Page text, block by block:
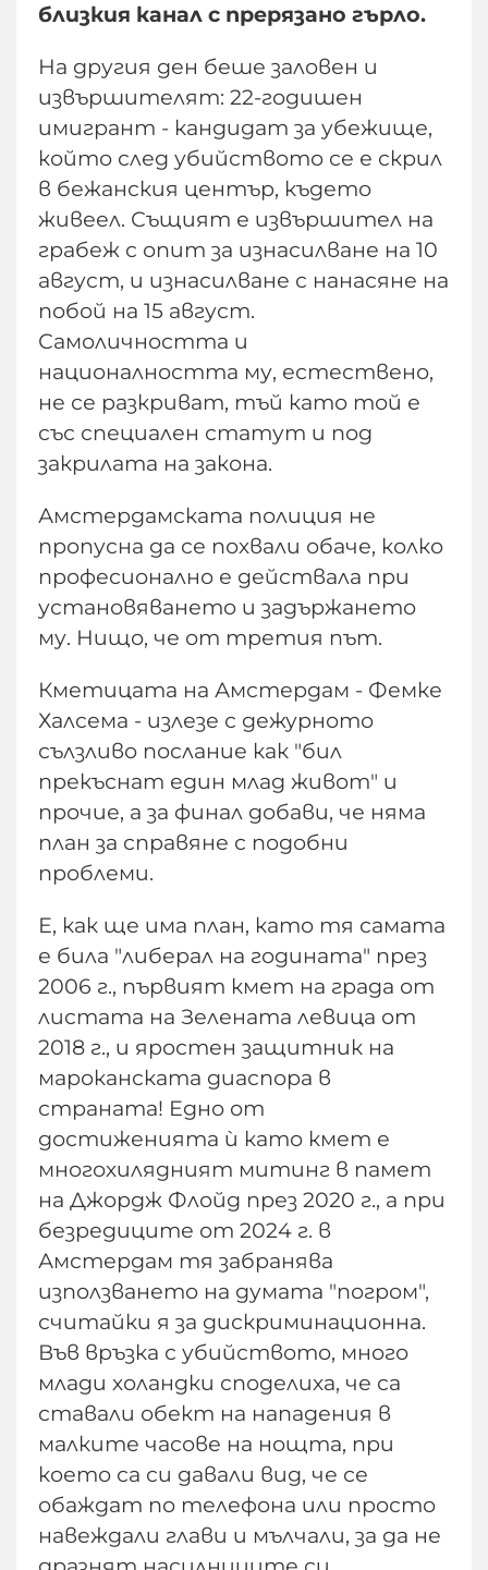
близкия канал с прерязано гърло.
На другия ден беше заловен и
извършителят: 22-годишен
имигрант - кандидат за убежище,
който след убийството се е скрил
в бежанския център, където
живеел. Същият е извършител на
грабеж с опит за изнасилване на 10
август, и изнасилване с нанасяне на
побой на 15 август.
Самоличността и
националността му, естествено,
не се разкриват, тъй като той е
със специален статут и под
закрилата на закона.
Амстердамската полиция не
пропусна да се похвали обаче, колко
професионално е действала при
установяването и задържането
му. Нищо, че от третия път.
Кметицата на Амстердам - Фемке
Халсема - излезе с дежурното
сълзливо послание как "бил
прекъснат един млад живот" и
прочие, а за финал добави, че няма
план за справяне с подобни
проблеми.
Е, как ще има план, като тя самата
е била "либерал на годината" през
2006 г., първият кмет на града от
листата на Зелената левица от
2018 г., и яростен защитник на
мароканската диаспора в
страната! Едно от
достиженията ѝ като кмет е
многохилядният митинг в памет
на Джордж Флойд през 2020 г., а при
безредиците от 2024 г. в
Амстердам тя забранява
използването на думата "погром",
считайки я за дискриминационна.
Във връзка с убийството, много
млади холандки споделиха, че са
ставали обект на нападения в
малките часове на нощта, при
което са си давали вид, че се
обаждат по телефона или просто
навеждали глави и мълчали, за да не